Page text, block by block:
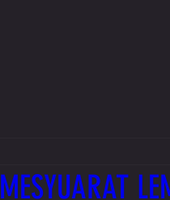
MESYUARAT